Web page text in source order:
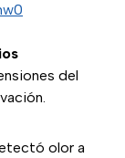
del
olor a